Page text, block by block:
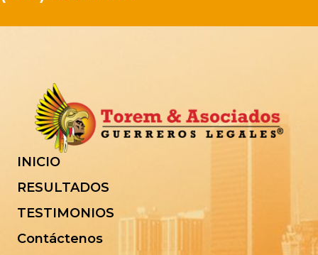
INICIO
RESULTADOS
TESTIMONIOS
Contáctenos